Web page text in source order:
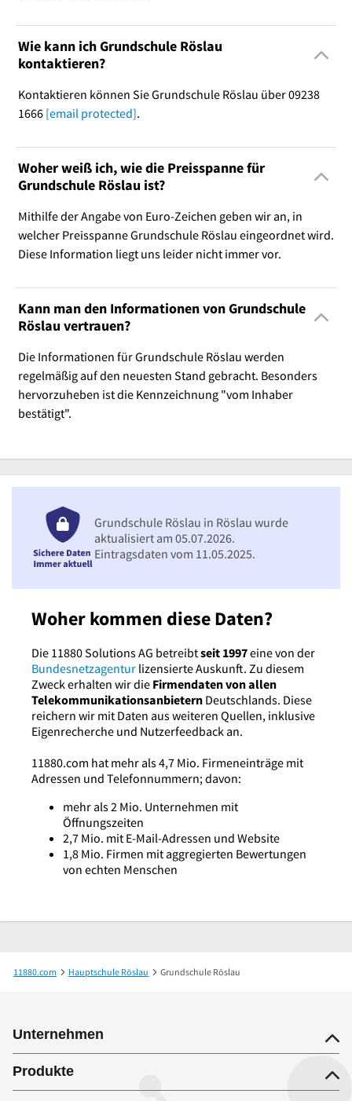
Wie kann ich Grundschule Röslau
kontaktieren?
Kontaktieren können Sie Grundschule Röslau über 09238
1666 [email protected].
Woher weiß ich, wie die Preisspanne für
Grundschule Röslau ist?
Mithilfe der Angabe von Euro-Zeichen geben wir an, in
welcher Preisspanne Grundschule Röslau eingeordnet wird.
Diese Information liegt uns leider nicht immer vor.
Kann man den Informationen von Grundschule
Röslau vertrauen?
Die Informationen für Grundschule Röslau werden
regelmäßig auf den neuesten Stand gebracht. Besonders
hervorzuheben ist die Kennzeichnung "vom Inhaber
bestätigt".
Woher kommen diese Daten?
Die 11880 Solutions AG betreibtseit 1997eine von der
Bundesnetzagentur lizensierte Auskunft. Zu diesem
Zweck erhalten wir die Firmendaten von allen
Telekommunikationsanbietern Deutschlands. Diese
reichern wir mit Daten aus weiteren Quellen, inklusive
Eigenrecherche und Nutzerfeedback an.
11880.com hat mehr als 4,7 Mio. Firmeneinträge mit
Adressen und Telefonnummern; davon:
mehr als 2 Mio. Unternehmen mit
Öffnungszeiten
2,7 Mio. mit E-Mail-Adressen und Website
1,8 Mio. Firmen mit aggregierten Bewertungen
von echten Menschen
Grundschule Röslau in Röslau wurde
aktualisiert am 05.07.2026.
Eintragsdaten vom 11.05.2025.
11880.com Hauptschule Röslau Grundschule Röslau
Unternehmen
Produkte